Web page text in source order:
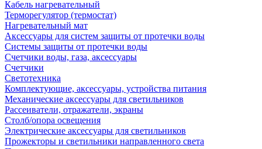
Кабель нагревательный
Терморегулятор (термостат)
Нагревательный мат
Аксессуары для систем защиты от протечки воды
Системы защиты от протечки воды
Счетчики воды, газа, аксессуары
Счетчики
Светотехника
Комплектующие, аксессуары, устройства питания
Механические аксессуары для светильников
Рассеиватели, отражатели, экраны
Столб/опора освещения
Электрические аксессуары для светильников
Прожекторы и светильники направленного света